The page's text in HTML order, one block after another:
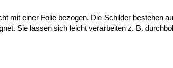
mit einer Folie bezogen. Die Schilder bestehen
Sie lassen sich leicht verarbeiten z. B.